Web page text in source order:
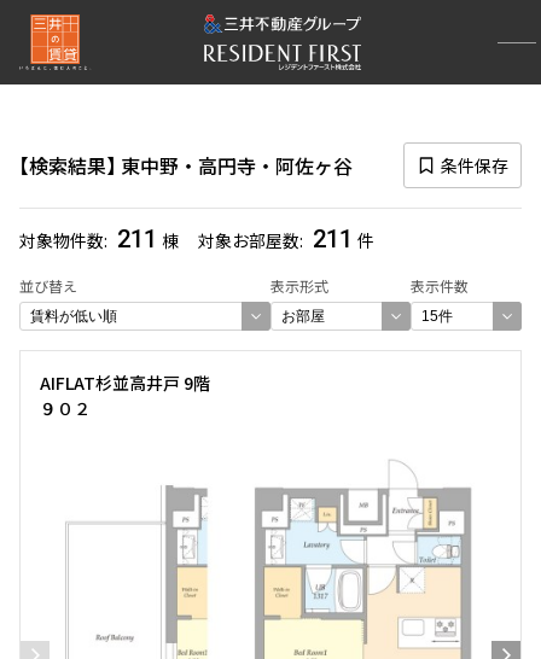
検索結果 東中野・高円寺・阿佐ヶ谷 条件保存
対象物件数 211 棟 対象お部屋数 211 件
並び替え 表示形式 表示件数
再検索ナビゲーション
選択中のエリア
東中野・高円寺・阿佐ヶ谷
(211)
選び方を変更する
お部屋を再検索
AIFLAT杉並高井戸 9階
９０２